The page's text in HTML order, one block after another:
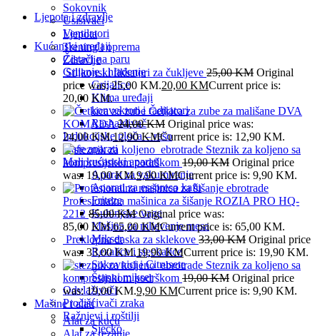
Sokovnik
Usisivači
Ventilatori
Kućanski uređaji
Čistači na paru
Grijanje i hlađenje
Grijalice
Klima uređaji
konvektori i radijatori
Rashalđivač
Indukcijske ploča – rešo
Kafe aparati
Mali kućanski aparati
Aparat za vakumiranje
Aparati za esspreso kafu
Friteze
Kuhinjske vage
Mašina za mljevenje mesa
Mikser
Rezalice i sjeckalice
Sokovnici i Citrusete
Štapni mikser
Odvlaživači
Pročišćivači zraka
Ražnjevi i roštilji
Sjecko
Ljepota i zdravlje
Ljepota
Trening i oprema
Zdravlje
Silikonski fiksatori za čukljeve 25,00KM Original
price was: 25,00 KM.20,00 KMCurrent price is:
20,00 KM.
Četkica za zube za mališane DVA
KOMADA24,00KM Original price was:
24,00 KM.12,90KMCurrent price is: 12,90 KM.
Steznik za koljeno sa
kompresijskom podrškom 19,00KM Original price
was: 19,00 KM.9,90KMCurrent price is: 9,90 KM.
Profesionalna mašinica za šišanje ROZIA PRO HQ-
2212 85,00KM Original price was:
85,00 KM.65,00KMCurrent price is: 65,00 KM.
Preklopna daska za sklekove 33,00KM Original price
was: 33,00 KM.19,90KMCurrent price is: 19,90 KM.
Steznik za koljeno sa
kompresijskom podrškom 19,00KM Original price
was: 19,00 KM.9,90 KMCurrent price is: 9,90 KM.
Mašine i alati
Alat za kuću
Alat za rezanje